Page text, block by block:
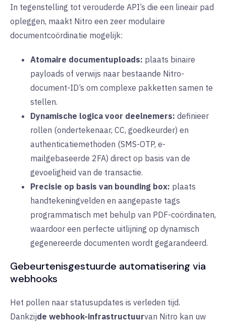
In tegenstelling tot verouderde API’s die een lineair pad
opleggen, maakt Nitro een zeer modulaire
documentcoördinatie mogelijk:
Atomaire documentuploads: plaats binaire
payloads of verwijs naar bestaande Nitro-
document-ID’s om complexe pakketten samen te
stellen.
Dynamische logica voor deelnemers: definieer
rollen (ondertekenaar, CC, goedkeurder) en
authenticatiemethoden (SMS-OTP, e-
mailgebaseerde 2FA) direct op basis van de
gevoeligheid van de transactie.
Precisie op basis van bounding box: plaats
handtekeningvelden en aangepaste tags
programmatisch met behulp van PDF-coördinaten,
waardoor een perfecte uitlijning op dynamisch
gegenereerde documenten wordt gegarandeerd.
Gebeurtenisgestuurde automatisering via
webhooks
Het pollen naar statusupdates is verleden tijd.
Dankzijde webhook-infrastructuurvan Nitro kan uw